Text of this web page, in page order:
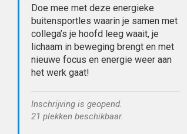
Doe mee met deze energieke
buitensportles waarin je samen met
collega’s je hoofd leeg waait, je
lichaam in beweging brengt en met
nieuwe focus en energie weer aan
het werk gaat!
Inschrijving is geopend.
21 plekken beschikbaar.